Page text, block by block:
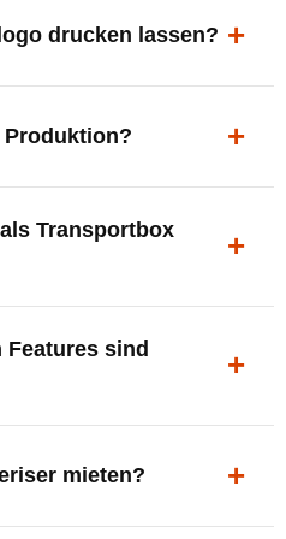
sichtbar.
drucken lassen?
Produktion?
Transportbox
sind
mieten?